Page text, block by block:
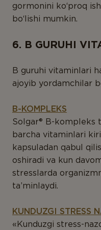
gormonini ko‘proq
bo‘lishi mumkin.
6. B GURUHI
B guruhi vitaminlari
ajoyib yordamchilar
B-KOMPLEKS
Solgar® B-kompleks
barcha vitaminlari
kapsuladan qabul
oshiradi va kun
stresslarda
ta’minlaydi.
KUNDUZGI STRESS
«Kunduzgi stress-